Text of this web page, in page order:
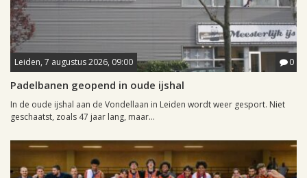
Leiden, 7 augustus 2026, 09:00 0
Padelbanen geopend in oude ijshal
In de oude ijshal aan de Vondellaan in Leiden wordt weer gesport. Niet
geschaatst, zoals 47 jaar lang, maar...